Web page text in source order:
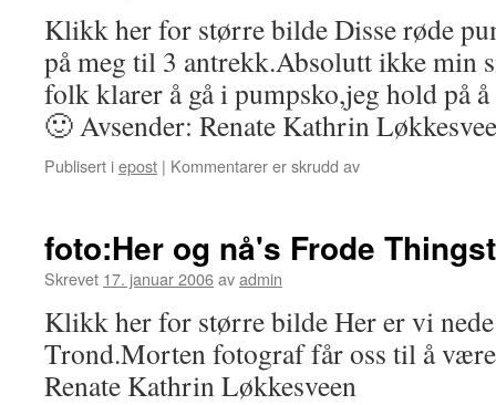
Klikk her for større bilde Disse røde
på meg til 3 antrekk.Absolutt ikke min
folk klarer å gå i pumpsko,jeg hold på
🙂 Avsender: Renate Kathrin
Publisert iepost | Kommentarer er skrudd av
Renate
foto:Her og nå's Frode
Skrevet 17. januar 2006avadmin
Klikk her for større bilde Her er vi
Trond.Morten fotograf får oss til å
Renate Kathrin Løkkesveen